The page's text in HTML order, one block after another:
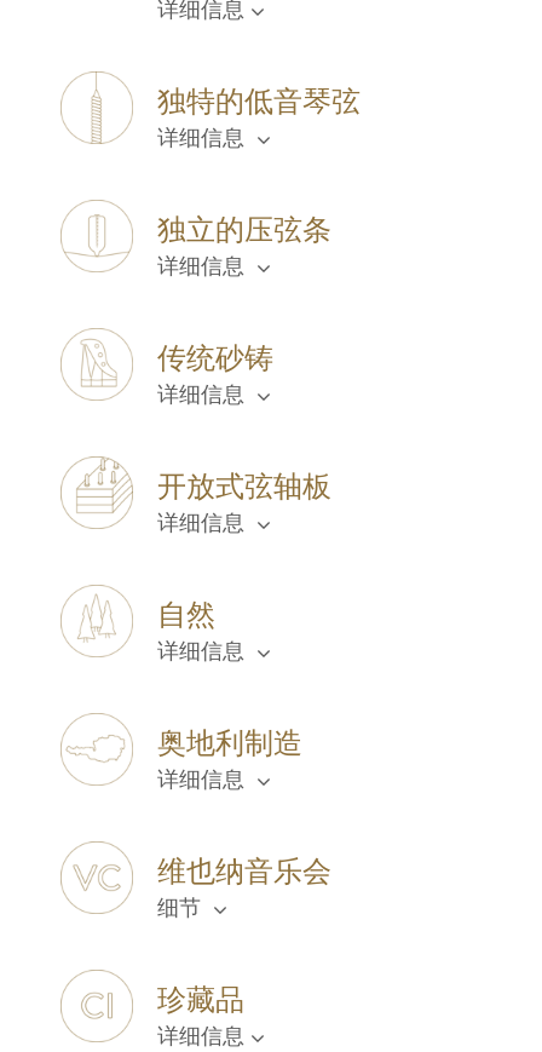
详细信息
独特的低音琴弦
详细信息
独立的压弦条
详细信息
传统砂铸
详细信息
开放式弦轴板
详细信息
自然
详细信息
奥地利制造
详细信息
维也纳音乐会
细节
珍藏品
详细信息